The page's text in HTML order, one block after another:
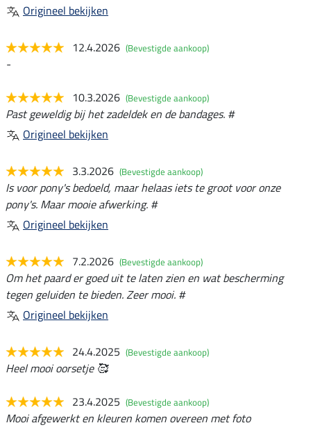
Origineel bekijken
12.4.2026 (Bevestigde aankoop)
-
10.3.2026 (Bevestigde aankoop)
Past geweldig bij het zadeldek en de bandages. #
Origineel bekijken
3.3.2026 (Bevestigde aankoop)
Is voor pony's bedoeld, maar helaas iets te groot voor onze
pony's. Maar mooie afwerking. #
Origineel bekijken
7.2.2026 (Bevestigde aankoop)
Om het paard er goed uit te laten zien en wat bescherming
tegen geluiden te bieden. Zeer mooi. #
Origineel bekijken
24.4.2025 (Bevestigde aankoop)
Heel mooi oorsetje 🥰
23.4.2025 (Bevestigde aankoop)
Mooi afgewerkt en kleuren komen overeen met foto